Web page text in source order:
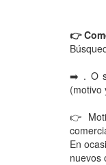
👉
➡️ . O
(motivo
👉
En
nuevos